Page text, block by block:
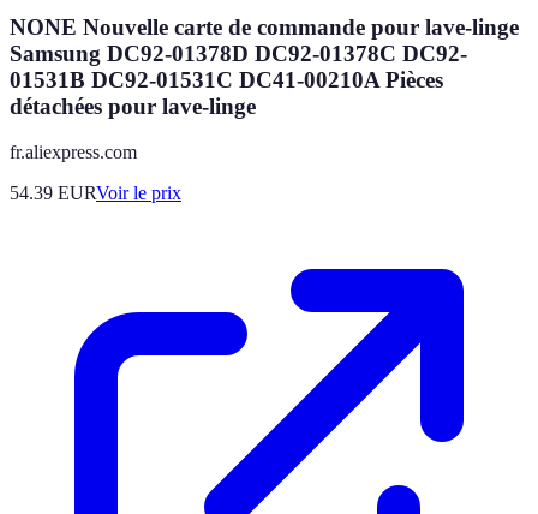
NONE Nouvelle carte de commande pour lave-linge
Samsung DC92-01378D DC92-01378C DC92-
01531B DC92-01531C DC41-00210A Pièces
détachées pour lave-linge
fr.aliexpress.com
54.39 EURVoir le prix